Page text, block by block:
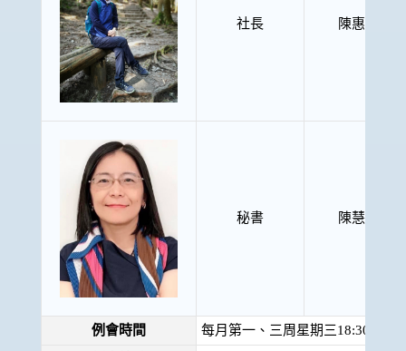
社長 陳惠蓉
秘書 陳慧哲
例會時間
每月第一、三周星期三18:30